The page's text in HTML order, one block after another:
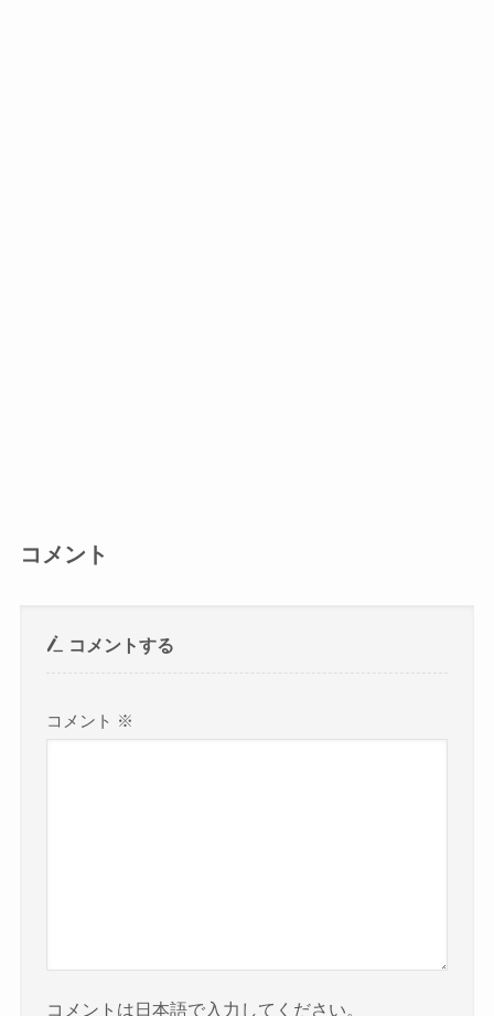
コメント
コメントする
コメント ※
コメントは日本語で入力してください。